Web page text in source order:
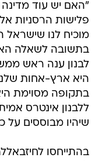
"האם יש עוד
פלישות הרסניות
מוכיח לנו שישראל
בתשובה לשאלה
לבנון ענה ראש
היא ארץ-אחות
בתקופה מסוימת
ללבנון אינטרס
שיהיו מבוססים על
בהתייחסו